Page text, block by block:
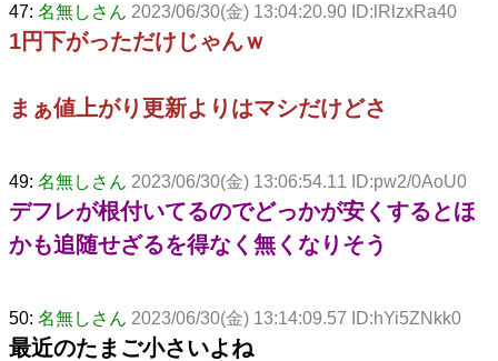
47: 名無しさん 2023/06/30(金) 13:04:20.90 ID:lRlzxRa40
1円下がっただけじゃんｗ
まぁ値上がり更新よりはマシだけどさ
49: 名無しさん 2023/06/30(金) 13:06:54.11 ID:pw2/0AoU0
デフレが根付いてるのでどっかが安くするとほ
かも追随せざるを得なく無くなりそう
50: 名無しさん 2023/06/30(金) 13:14:09.57 ID:hYi5ZNkk0
最近のたまご小さいよね